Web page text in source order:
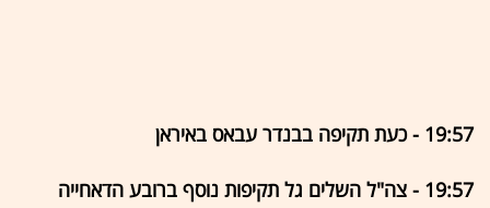
19:57 - כעת תקיפה בבנדר עבאס באיראן
19:57 - צה"ל השלים גל תקיפות נוסף ברובע הדאחייה